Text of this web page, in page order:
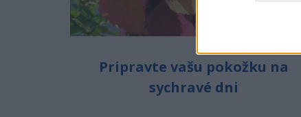
Pripravte vašu pokožku na
sychravé dni